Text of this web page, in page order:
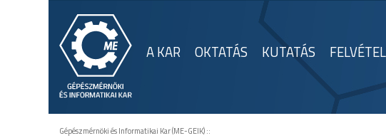
A KAR OKTATÁS KUTATÁS
Gépészmérnöki és Informatikai Kar (ME-GEIK)::